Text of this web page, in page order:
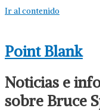
Ir al contenido
Point Blank
Noticias e
sobre Bruce